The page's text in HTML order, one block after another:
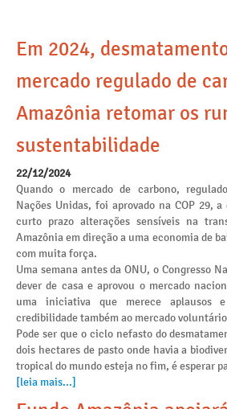
Em 2024,
mercado regulado de
Amazônia retomar os
sustentabilidade
22/12/2024
Quando o mercado de carbono,
Nações Unidas, foi aprovado na COP 29,
curto prazo alterações sensíveis na
Amazônia em direção a uma economia de
com muita força.
Uma semana antes da ONU, o Congresso
dever de casa e aprovou o mercado
uma iniciativa que merece aplausos
credibilidade também ao mercado
Pode ser que o ciclo nefasto do
dois hectares de pasto onde havia a
tropical do mundo esteja no fim, é esperar
[leia mais...]